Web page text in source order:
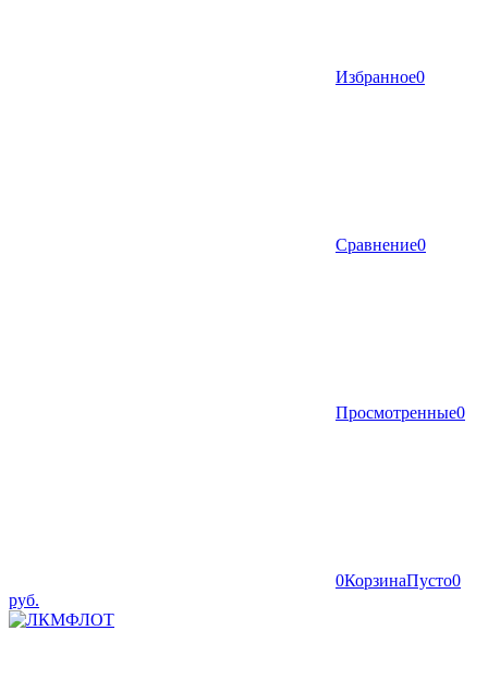
Избранное0
Сравнение0
Просмотренные0
0КорзинаПусто0
руб.